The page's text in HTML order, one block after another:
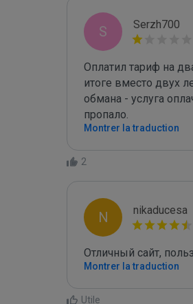
S Serzh700
Оплатил тариф на
итоге вместо двух
обмана - услуга
пропало.
Montrer la traduction
2
N nikaducesa
Отличный сайт,
Montrer la traduction
Utile